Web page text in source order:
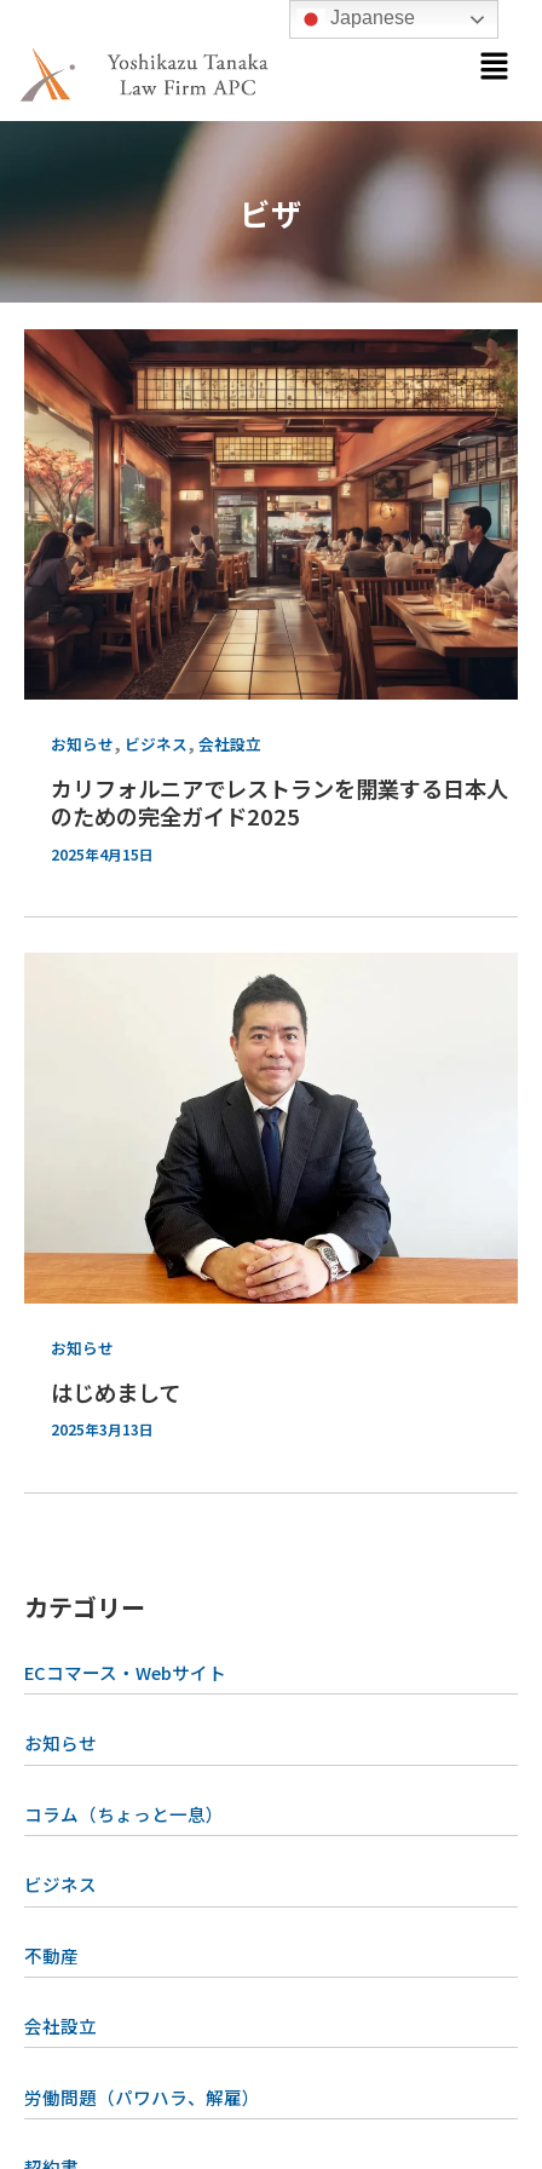
メ
ニ
ー
ビザ
お知らせ, ビジネス, 会社設立
カリフォルニアでレストランを開業する日本人
のための完全ガイド2025
2025年4月15日
お知らせ
はじめまして
2025年3月13日
カテゴリー
ECコマース・Webサイト
お知らせ
コラム（ちょっと一息）
ビジネス
不動産
会社設立
労働問題（パワハラ、解雇）
Japanese